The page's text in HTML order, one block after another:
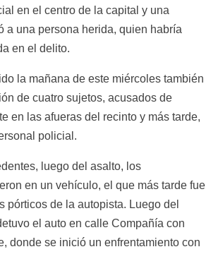
en el centro de la capital y una
a una persona herida, quien habría
en el delito.
la mañana de este miércoles también
de cuatro sujetos, acusados de
en las afueras del recinto y más tarde,
policial.
luego del asalto, los
en un vehículo, el que más tarde fue
pórticos de la autopista. Luego del
el auto en calle Compañía con
donde se inició un enfrentamiento con